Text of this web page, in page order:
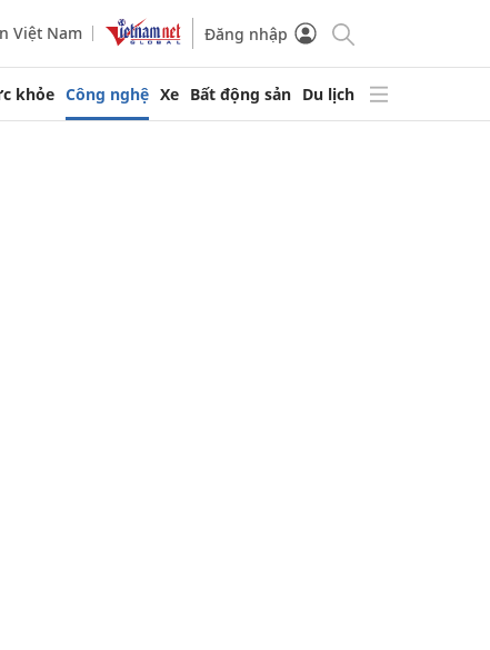
Việt Nam Đăng nhập
khỏe Công nghệ Xe Bất động sản Du lịch